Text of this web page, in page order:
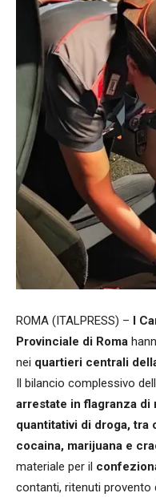
ROMA (ITALPRESS) – I
Provinciale di Roma
nei quartieri centrali
Il bilancio complessivo
arrestate in flagranza
quantitativi di droga, tra
cocaina, marijuana e
materiale per il
contanti, ritenuti provento